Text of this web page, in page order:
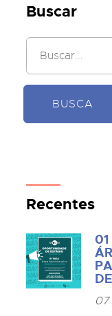
Buscar
BUSCA
Recentes
01
07